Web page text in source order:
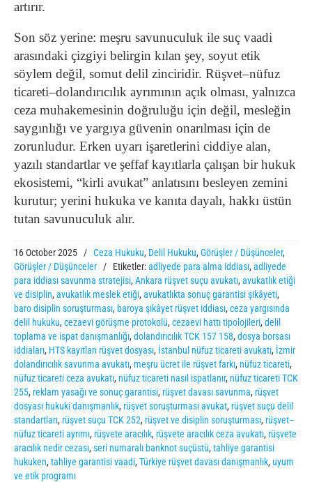
artırır.
Son söz yerine: meşru savunuculuk ile suç vaadi
arasındaki çizgiyi belirgin kılan şey, soyut etik
söylem değil, somut delil zinciridir. Rüşvet–nüfuz
ticareti–dolandırıcılık ayrımının açık olması, yalnızca
ceza muhakemesinin doğruluğu için değil, mesleğin
saygınlığı ve yargıya güvenin onarılması için de
zorunludur. Erken uyarı işaretlerini ciddiye alan,
yazılı standartlar ve şeffaf kayıtlarla çalışan bir hukuk
ekosistemi, “kirli avukat” anlatısını besleyen zemini
kurutur; yerini hukuka ve kanıta dayalı, hakkı üstün
tutan savunuculuk alır.
16 October 2025 / Ceza Hukuku, Delil Hukuku, Görüşler / Düşünceler,
Görüşler / Düşünceler
/ Etiketler:adliyede para alma iddiası, adliyede
para iddiası savunma stratejisi, Ankara rüşvet suçu avukatı, avukatlık etiği
ve disiplin, avukatlık meslek etiği, avukatlıkta sonuç garantisi şikâyeti,
baro disiplin soruşturması, baroya şikâyet rüşvet iddiası, ceza yargısında
delil hukuku, cezaevi görüşme protokolü, cezaevi hattı tipolojileri, delil
toplama ve ispat danışmanlığı, dolandırıcılık TCK 157 158, dosya borsası
iddiaları, HTS kayıtları rüşvet dosyası, İstanbul nüfuz ticareti avukatı, İzmir
dolandırıcılık savunma avukatı, meşru ücret ile rüşvet farkı, nüfuz ticareti,
nüfuz ticareti ceza avukatı, nüfuz ticareti nasıl ispatlanır, nüfuz ticareti TCK
255, reklam yasağı ve sonuç garantisi, rüşvet davası savunma, rüşvet
dosyası hukuki danışmanlık, rüşvet soruşturması avukat, rüşvet suçu delil
standartları, rüşvet suçu TCK 252, rüşvet ve disiplin soruşturması, rüşvet–
nüfuz ticareti ayrımı, rüşvete aracılık, rüşvete aracılık ceza avukatı, rüşvete
aracılık nedir cezası, seri numaralı banknot suçüstü, tahliye garantisi
hukuken, tahliye garantisi vaadi, Türkiye rüşvet davası danışmanlık, uyum
ve etik programı